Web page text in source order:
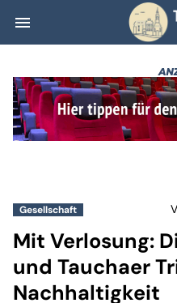
menu
Gesellschaft
Mit Verlosung:
und Tauchaer
Nachhaltigkeit